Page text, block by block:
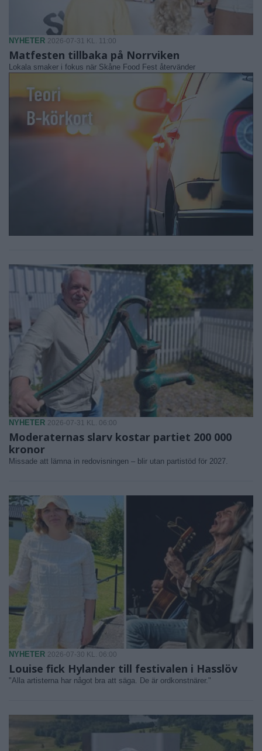
NYHETER 2026-07-31 KL. 11:00
Matfesten tillbaka på Norrviken
Lokala smaker i fokus när Skåne Food Fest återvänder
NYHETER 2026-07-31 KL. 06:00
Moderaternas slarv kostar partiet 200 000
kronor
Missade att lämna in redovisningen – blir utan partistöd för 2027.
NYHETER 2026-07-30 KL. 06:00
Louise fick Hylander till festivalen i Hasslöv
"Alla artisterna har något bra att säga. De är ordkonstnärer."